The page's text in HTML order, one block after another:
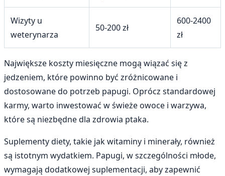
Wizyty u
weterynarza
50-200 zł
600-2400
zł
Największe koszty miesięczne mogą wiązać się z
jedzeniem, które powinno być zróżnicowane i
dostosowane do potrzeb papugi. Oprócz standardowej
karmy, warto inwestować w świeże owoce i warzywa,
które są niezbędne dla zdrowia ptaka.
Suplementy diety, takie jak witaminy i minerały, również
są istotnym wydatkiem. Papugi, w szczególności młode,
wymagają dodatkowej suplementacji, aby zapewnić